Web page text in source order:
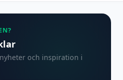
och inspiration i